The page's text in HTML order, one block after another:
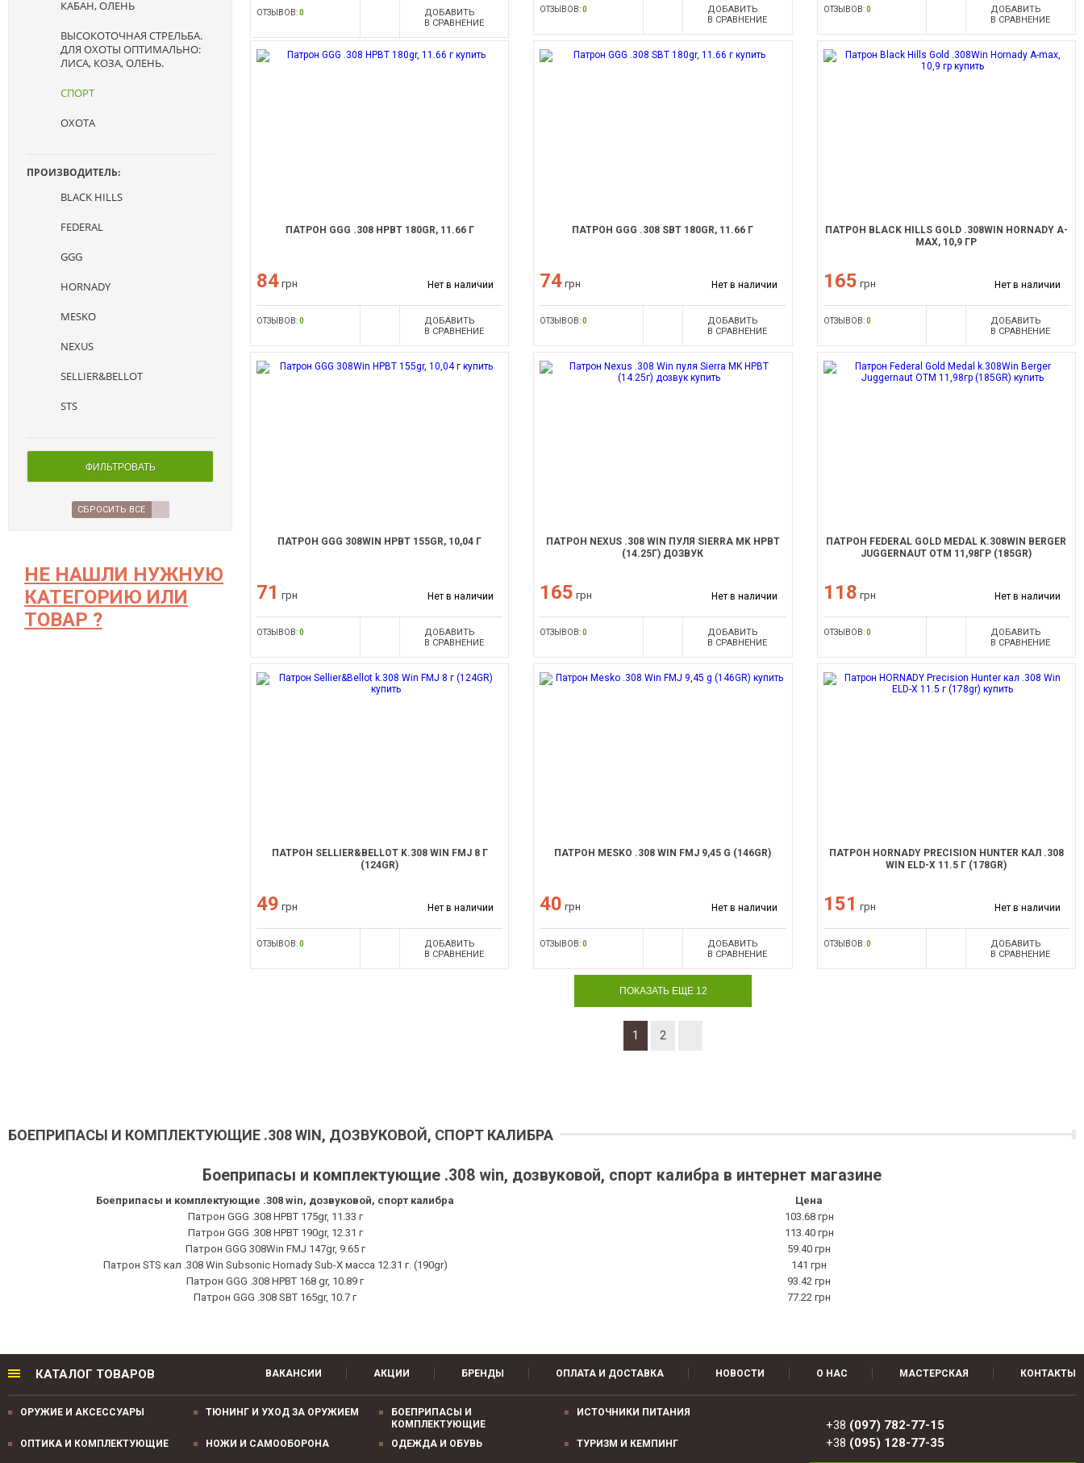
КАБАН, ОЛЕНЬ
ВЫСОКОТОЧНАЯ СТРЕЛЬБА.
ДЛЯ ОХОТЫ ОПТИМАЛЬНО:
ЛИСА, КОЗА, ОЛЕНЬ.
СПОРТ
ОХОТА
ПРОИЗВОДИТЕЛЬ:
BLACK HILLS
FEDERAL
GGG
HORNADY
MESKO
NEXUS
SELLIER&BELLOT
STS
ФИЛЬТРОВАТЬ
СБРОСИТЬ ВСЕ
НЕ НАШЛИ НУЖНУЮ
КАТЕГОРИЮ ИЛИ
ТОВАР ?
ОТЗЫВОВ:0
ДОБАВИТЬ
В СРАВНЕНИЕ
ОТЗЫВОВ:0
ДОБАВИТЬ
В СРАВНЕНИЕ
ОТЗЫВОВ:0
ДОБАВИТЬ
В СРАВНЕНИЕ
ПАТРОН GGG .308 HPBT 180GR, 11.66 Г
84 грн Нет в наличии
ОТЗЫВОВ:0
ДОБАВИТЬ
В СРАВНЕНИЕ
ПАТРОН GGG .308 SBT 180GR, 11.66 Г
74 грн Нет в наличии
ОТЗЫВОВ:0
ДОБАВИТЬ
В СРАВНЕНИЕ
ПАТРОН BLACK HILLS GOLD .308WIN HORNADY A-
MAX, 10,9 ГР
165 грн Нет в наличии
ОТЗЫВОВ:0
ДОБАВИТЬ
В СРАВНЕНИЕ
ПАТРОН GGG 308WIN HPBT 155GR, 10,04 Г
71 грн Нет в наличии
ОТЗЫВОВ:0
ДОБАВИТЬ
В СРАВНЕНИЕ
ПАТРОН NEXUS .308 WIN ПУЛЯ SIERRA MK HPBT
(14.25Г) ДОЗВУК
165 грн Нет в наличии
ОТЗЫВОВ:0
ДОБАВИТЬ
В СРАВНЕНИЕ
ПАТРОН FEDERAL GOLD MEDAL K.308WIN BERGER
JUGGERNAUT OTM 11,98ГР (185GR)
118 грн Нет в наличии
ОТЗЫВОВ:0
ДОБАВИТЬ
В СРАВНЕНИЕ
ПАТРОН SELLIER&BELLOT K.308 WIN FMJ 8 Г
(124GR)
49 грн Нет в наличии
ОТЗЫВОВ:0
ДОБАВИТЬ
В СРАВНЕНИЕ
ПАТРОН MESKO .308 WIN FMJ 9,45 G (146GR)
40 грн Нет в наличии
ОТЗЫВОВ:0
ДОБАВИТЬ
В СРАВНЕНИЕ
ПАТРОН HORNADY PRECISION HUNTER КАЛ .308
WIN ELD-X 11.5 Г (178GR)
151 грн Нет в наличии
ОТЗЫВОВ:0
ДОБАВИТЬ
В СРАВНЕНИЕ
ПОКАЗАТЬ ЕЩЕ 12
1 2
БОЕПРИПАСЫ И КОМПЛЕКТУЮЩИЕ .308 WIN, ДОЗВУКОВОЙ, СПОРТ КАЛИБРА
Боеприпасы и комплектующие .308 win, дозвуковой, спорт калибра в интернет магазине
Боеприпасы и комплектующие .308 win, дозвуковой, спорт калибра
Цена
Патрон GGG .308 HPBT 175gr, 11.33 г
103.68 грн
Патрон GGG .308 HPBT 190gr, 12.31 г
113.40 грн
Патрон GGG 308Win FMJ 147gr, 9.65 г
59.40 грн
Патрон STS кал .308 Win Subsonic Hornady Sub-X масса 12.31 г. (190gr)
141 грн
Патрон GGG .308 HPBT 168 gr, 10.89 г
93.42 грн
Патрон GGG .308 SBT 165gr, 10.7 г
77.22 грн
КАТАЛОГ ТОВАРОВ ВАКАНСИИ АКЦИИ БРЕНДЫ ОПЛАТА И ДОСТАВКА НОВОСТИ О НАС МАСТЕРСКАЯ КОНТАКТЫ
+38 (097) 782-77-15
+38 (095) 128-77-35
ОРУЖИЕ И АКСЕССУАРЫ ТЮНИНГ И УХОД ЗА ОРУЖИЕМ
БОЕПРИПАСЫ И
КОМПЛЕКТУЮЩИЕ
ИСТОЧНИКИ ПИТАНИЯ
ОПТИКА И КОМПЛЕКТУЮЩИЕ НОЖИ И САМООБОРОНА ОДЕЖДА И ОБУВЬ ТУРИЗМ И КЕМПИНГ